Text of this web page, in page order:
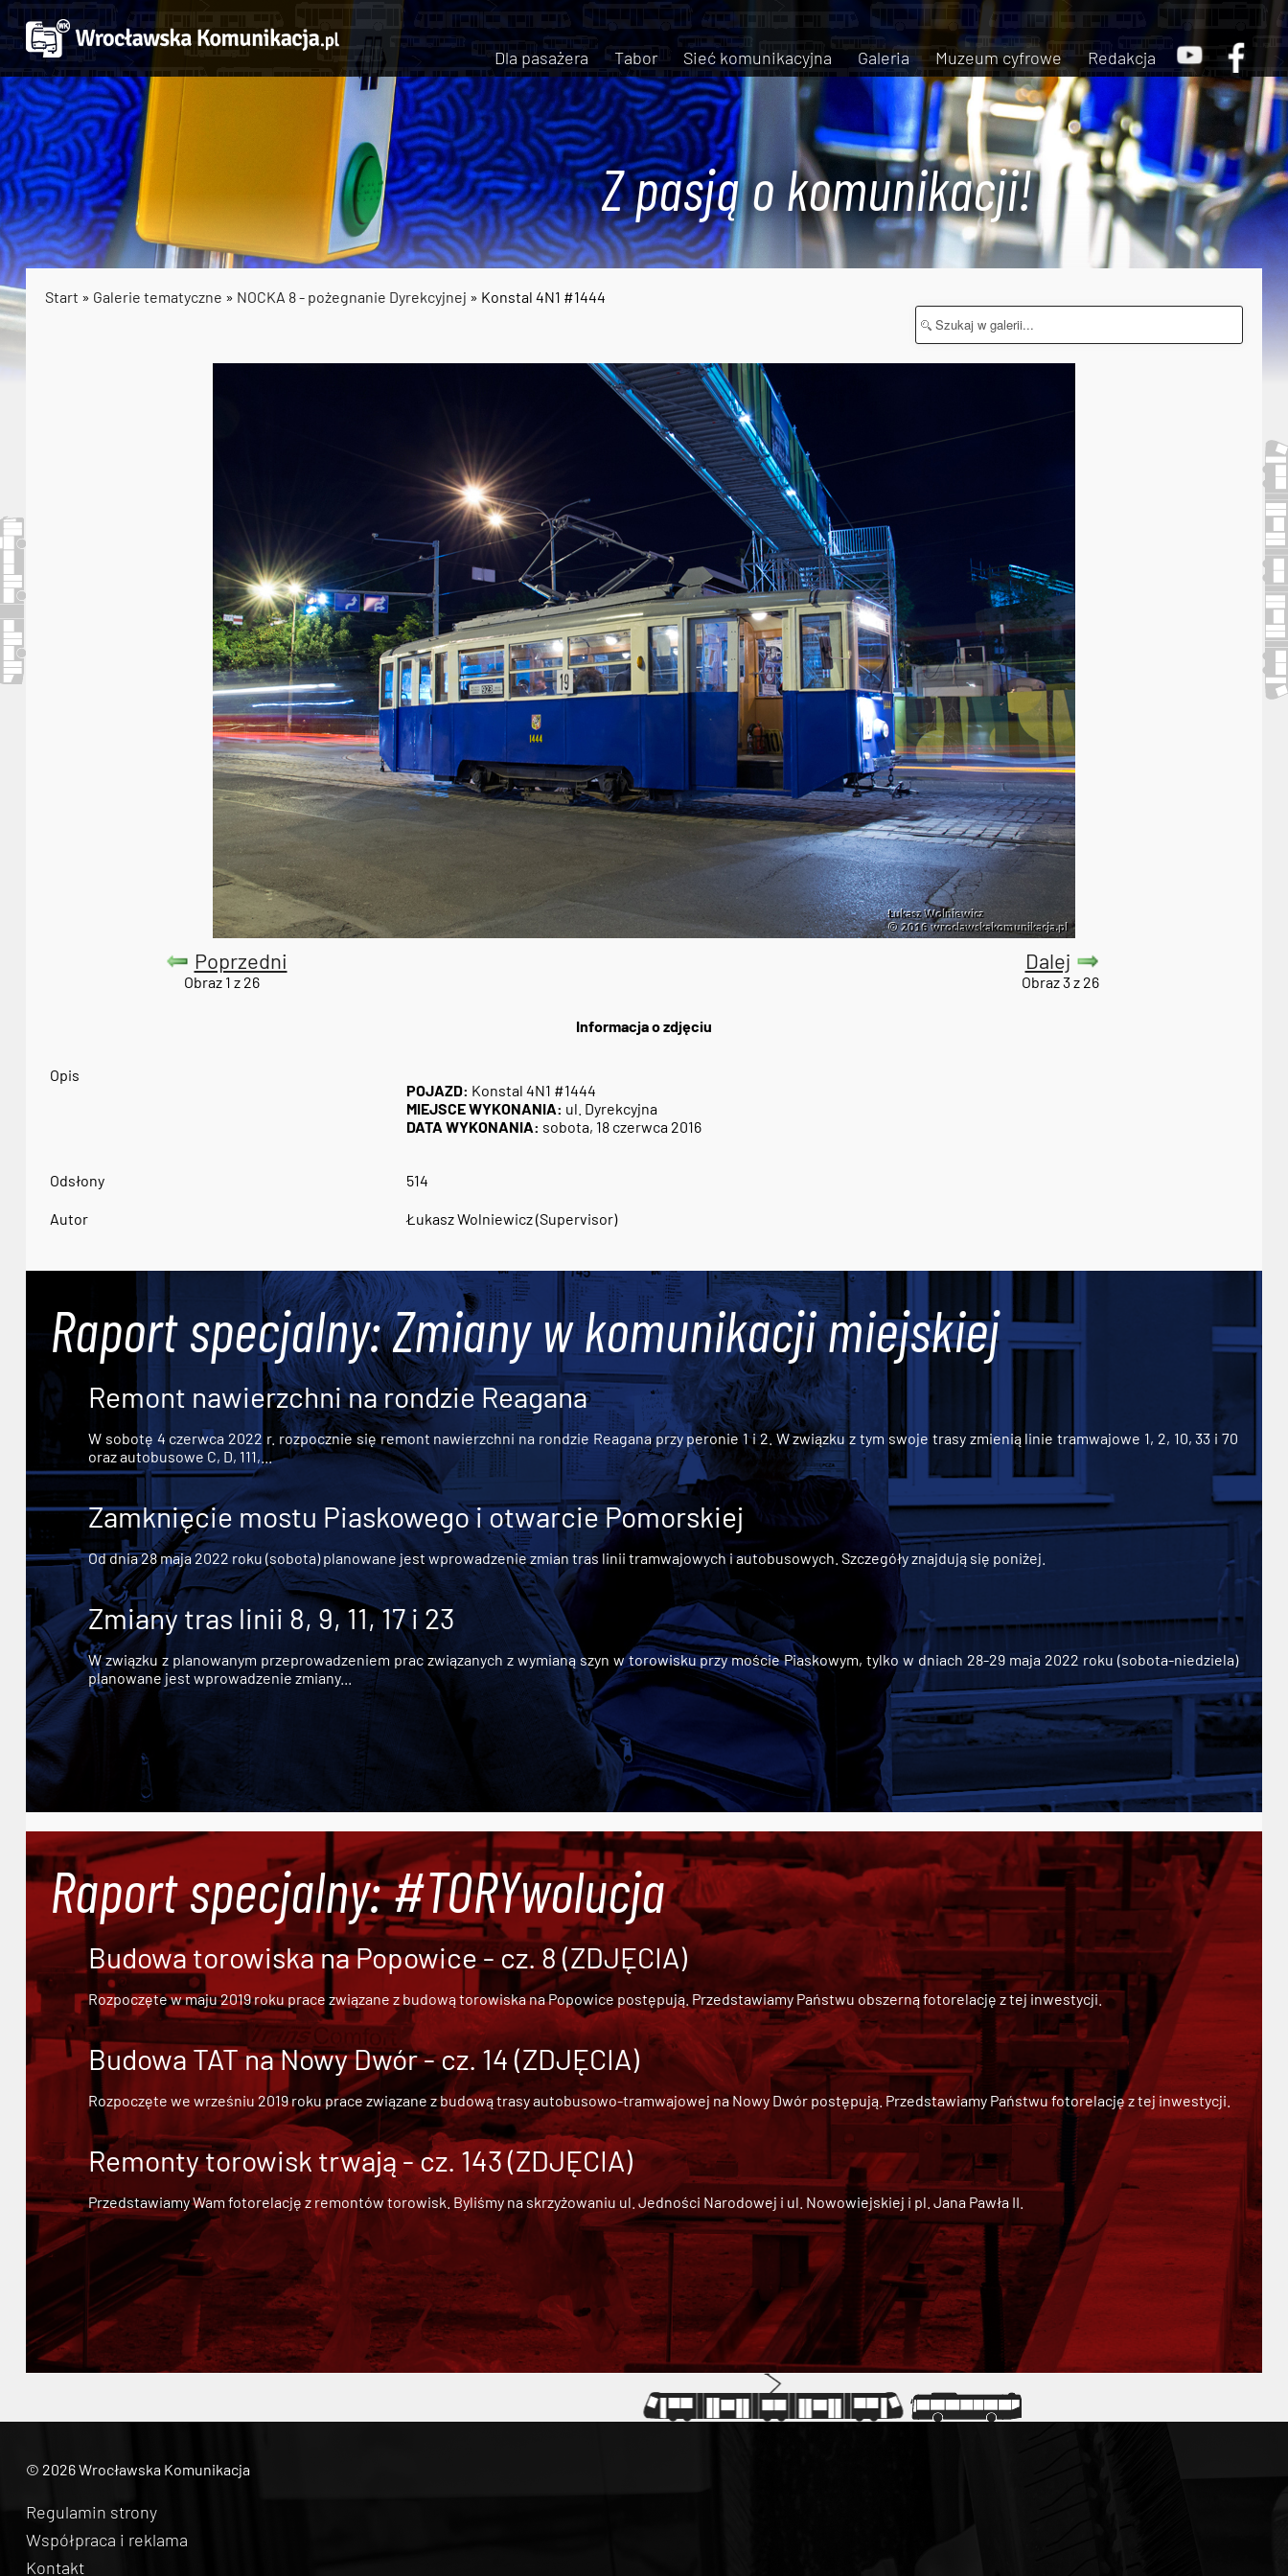
Dla pasażera Tabor Sieć komunikacyjna Galeria Muzeum cyfrowe Redakcja
Z pasją o komunikacji!
Start » Galerie tematyczne » NOCKA 8 - pożegnanie Dyrekcyjnej » Konstal 4N1 #1444
Poprzedni
Obraz 1 z 26
Dalej
Obraz 3 z 26
Informacja o zdjęciu
Opis
POJAZD: Konstal 4N1 #1444
MIEJSCE WYKONANIA: ul. Dyrekcyjna
DATA WYKONANIA: sobota, 18 czerwca 2016
Odsłony 514
Autor Łukasz Wolniewicz (Supervisor)
Raport specjalny: Zmiany w komunikacji miejskiej
Remont nawierzchni na rondzie Reagana
W sobotę 4 czerwca 2022 r. rozpocznie się remont nawierzchni na rondzie Reagana przy peronie 1 i 2. W związku z tym swoje trasy zmienią linie tramwajowe 1, 2, 10, 33 i 70
oraz autobusowe C, D, 111,...
Zamknięcie mostu Piaskowego i otwarcie Pomorskiej
Od dnia 28 maja 2022 roku (sobota) planowane jest wprowadzenie zmian tras linii tramwajowych i autobusowych. Szczegóły znajdują się poniżej.
Zmiany tras linii 8, 9, 11, 17 i 23
W związku z planowanym przeprowadzeniem prac związanych z wymianą szyn w torowisku przy moście Piaskowym, tylko w dniach 28-29 maja 2022 roku (sobota-niedziela)
planowane jest wprowadzenie zmiany...
Raport specjalny: #TORYwolucja
Budowa torowiska na Popowice - cz. 8 (ZDJĘCIA)
Rozpoczęte w maju 2019 roku prace związane z budową torowiska na Popowice postępują. Przedstawiamy Państwu obszerną fotorelację z tej inwestycji.
Budowa TAT na Nowy Dwór - cz. 14 (ZDJĘCIA)
Rozpoczęte we wrześniu 2019 roku prace związane zbudową trasy autobusowo-tramwajowej na Nowy Dwórpostępują. Przedstawiamy Państwu fotorelację z tej inwestycji.
Remonty torowisk trwają - cz. 143 (ZDJĘCIA)
Przedstawiamy Wam fotorelację z remontów torowisk. Byliśmy na skrzyżowaniu ul. Jedności Narodowej i ul. Nowowiejskiej i pl. Jana Pawła II.
© 2026 Wrocławska Komunikacja
Regulamin strony
Współpraca i reklama
Kontakt